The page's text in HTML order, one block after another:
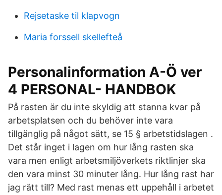
Rejsetaske til klapvogn
Maria forssell skellefteå
Personalinformation A-Ö ver
4 PERSONAL- HANDBOK
På rasten är du inte skyldig att stanna kvar på
arbetsplatsen och du behöver inte vara
tillgänglig på något sätt, se 15 § arbetstidslagen .
Det står inget i lagen om hur lång rasten ska
vara men enligt arbetsmiljöverkets riktlinjer ska
den vara minst 30 minuter lång. Hur lång rast har
jag rätt till? Med rast menas ett uppehåll i arbetet